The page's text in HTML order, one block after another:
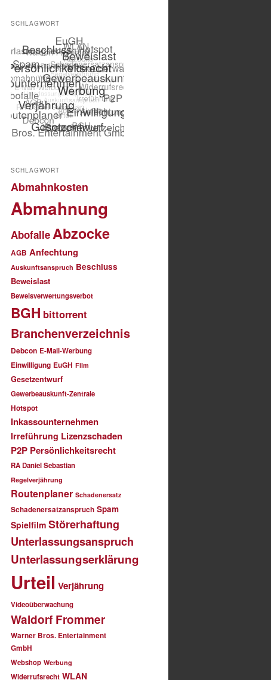
SCHLAGWORT
SCHLAGWORT
Abmahnkosten
Abmahnung
AbofalleAbzocke
AGB Anfechtung
Auskunftsanspruch Beschluss
Beweislast
Beweisverwertungsverbot
BGH bittorrent
Branchenverzeichnis
Debcon E-Mail-Werbung
Einwilligung EuGH Film
Gesetzentwurf
Gewerbeauskunft-Zentrale
Hotspot
Inkassounternehmen
Irreführung Lizenzschaden
P2P Persönlichkeitsrecht
RA Daniel Sebastian
Regelverjährung
Routenplaner Schadenersatz
Schadenersatzanspruch Spam
Spielfilm Störerhaftung
Unterlassungsanspruch
Unterlassungserklärung
Urteil Verjährung
Videoüberwachung
Waldorf Frommer
Warner Bros. Entertainment
GmbH
Webshop Werbung
Widerrufsrecht WLAN